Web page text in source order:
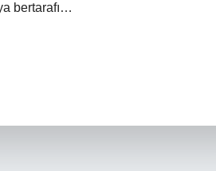
bertarafı…